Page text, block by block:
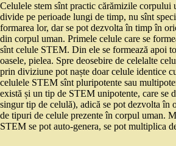
Celulele stem sînt practic cărămizile corpului
divide pe perioade lungi de timp, nu sînt
formarea lor, dar se pot dezvolta în timp în
din corpul uman. Primele celule care se
sînt celule STEM. Din ele se formează apoi
oasele, pielea. Spre deosebire de celelalte
prin diviziune pot naște doar celule identice
celulele STEM sînt pluripotente sau
există și un tip de STEM unipotente, care se
singur tip de celulă), adică se pot dezvolta în
de tipuri de celule prezente în corpul uman.
STEM se pot auto-genera, se pot multiplica